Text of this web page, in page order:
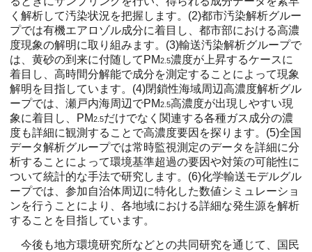
く解析して汚染状況を把握します。(2)都市汚染解析グルー
プでは有機エアロゾル成分に着目し、都市部における高濃
度現象の解明に取り組みます。(3)輸送汚染解析グループで
は、黄砂の到来に付随してPM2.5濃度が上昇するケースに
着目し、高時間分解能で成分を測定することによって現象
解明を目指しています。(4)閉鎖性海域周辺高濃度解析グル
ープでは、瀬戸内海周辺でPM2.5高濃度が出現しやすい現
象に着目し、PM2.5だけでなく関連する各種ガス成分の濃
度も詳細に観測することで高濃度要因を探ります。(5)全国
データ解析グループでは常時監視測定のデータを詳細に分
析することによって環境基準超過の要因や対策の可能性に
ついて統計的な手法で研究します。(6)化学輸送モデルグル
ープでは、参加自治体周辺に特化した数値シミュレーショ
ンを行うことにより、各地域における詳細な発生源を解析
することを目指しています。
今後も地方環境研究所などとの共同研究を通じて、国民